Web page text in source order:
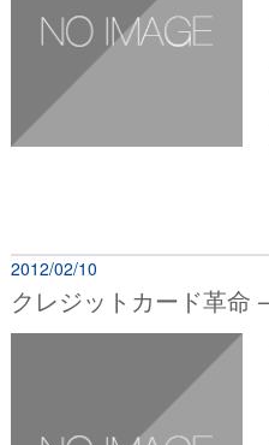
2012/02/10
クレジットカード革命